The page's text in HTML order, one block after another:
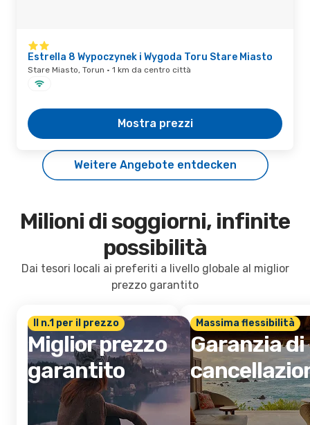
Estrella 8 Wypoczynek i Wygoda Toru Stare Miasto
Stare Miasto, Torun · 1 km da centro città
Mostra prezzi
Weitere Angebote entdecken
Milioni di soggiorni, infinite
possibilità
Dai tesori locali ai preferiti a livello globale al miglior
prezzo garantito
Il n.1 per il prezzo
Miglior prezzo
garantito
Massima flessibilità
Garanzia di